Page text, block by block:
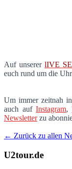
Auf unserer lIVE
euch rund um die
Um immer zeitnah
auch aufInstagram,
Newsletterzu
← Zurück zu allen
U2tour.de